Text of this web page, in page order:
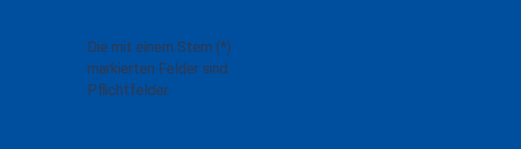
Die mit einem Stern (*)
markierten Felder sind
Pflichtfelder.